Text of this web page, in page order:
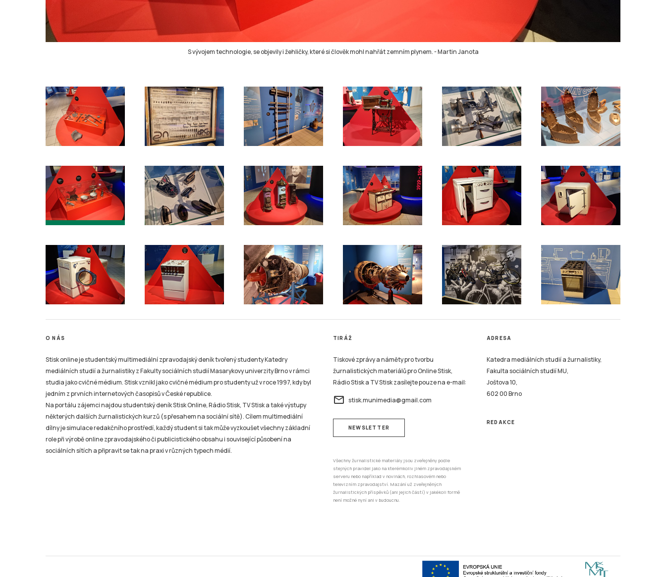
S vývojem technologie, se objevily i žehličky, které si člověk mohl nahřát zemním plynem.-Martin Janota
O NÁS
Stisk online je studentský multimediální zpravodajský deník tvořený studenty Katedry
mediálních studií a žurnalistiky z Fakulty sociálních studií Masarykovy univerzity Brno v rámci
studia jako cvičné médium. Stisk vznikl jako cvičné médium pro studenty už v roce 1997, kdy byl
jedním z prvních internetových časopisů v České republice.
Na portálu zájemci najdou studentský deník Stisk Online, Rádio Stisk, TV Stisk a také výstupy
některých dalších žurnalistických kurzů (s přesahem na sociální sítě). Cílem multimediální
dílny je simulace redakčního prostředí, každý student si tak může vyzkoušet všechny základní
role při výrobě online zpravodajského či publicistického obsahu i související působení na
sociálních sítích a připravit se tak na praxi v různých typech médií.
TIRÁŽ
Tiskové zprávy a náměty pro tvorbu
žurnalistických materiálů pro Online Stisk,
Rádio Stisk a TV Stisk zasílejte pouze na e-mail:
email stisk.munimedia@gmail.com
NEWSLETTER
Všechny žurnalistické materiály jsou zveřejněny podle
stejných pravidel jako na kterémkoliv jiném zpravodajském
serveru nebo například v novinách, rozhlasovém nebo
televizním zpravodajství. Mazání už zveřejněných
žurnalistických příspěvků (ani jejich částí) v jakékoli formě
není možné nyní ani v budoucnu.
ADRESA
Katedra mediálních studií a žurnalistiky,
Fakulta sociálních studií MU,
Joštova 10,
602 00 Brno
REDAKCE